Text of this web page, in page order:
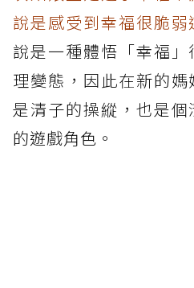
說是感受到幸福很脆弱
說是一種體悟「幸福
理變態，因此在新的媽
是清子的操縱，也是
的遊戲角色。